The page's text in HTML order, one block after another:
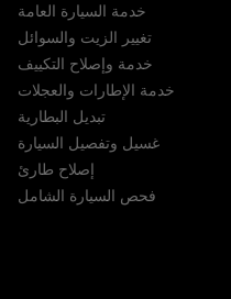
خدمة السيارة العامة
تغيير الزيت والسوائل
خدمة وإصلاح التكييف
خدمة الإطارات والعجلات
تبديل البطارية
غسيل وتفصيل السيارة
إصلاح طارئ
فحص السيارة الشامل